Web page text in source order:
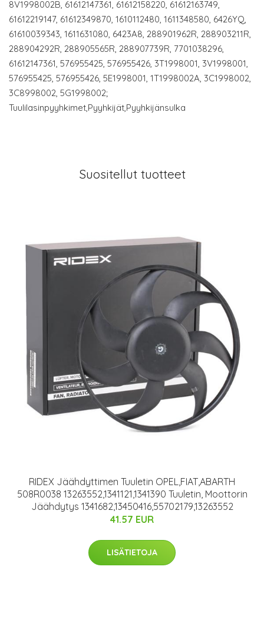
8V1998002B, 61612147361, 61612158220, 61612163749,
61612219147, 61612349870, 1610112480, 1611348580, 6426YQ,
61610039343, 1611631080, 6423A8, 288901962R, 288903211R,
288904292R, 288905565R, 288907739R, 7701038296,
61612147361, 576955425, 576955426, 3T1998001, 3V1998001,
576955425, 576955426, 5E1998001, 1T1998002A, 3C1998002,
3C8998002, 5G1998002;
Tuulilasinpyyhkimet,Pyyhkijät,Pyyhkijänsulka
Suositellut tuotteet
RIDEX Jäähdyttimen Tuuletin OPEL,FIAT,ABARTH
508R0038 13263552,1341121,1341390 Tuuletin, Moottorin
Jäähdytys 1341682,13450416,55702179,13263552
41.57 EUR
LISÄTIETOJA